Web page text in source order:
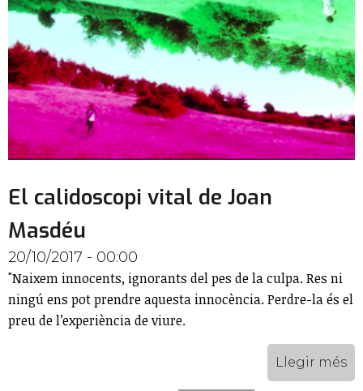
El calidoscopi vital de Joan
Masdéu
20/10/2017 - 00:00
"Naixem innocents, ignorants del pes de la culpa. Res ni
ningú ens pot prendre aquesta innocència. Perdre-la és el
preu de l’experiència de viure.
Llegir més